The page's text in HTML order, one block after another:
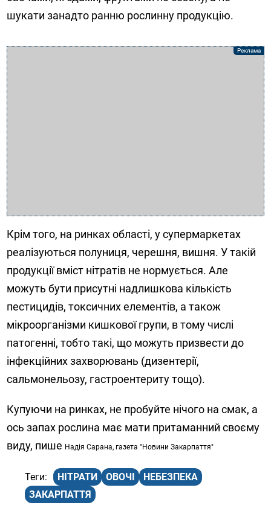
шукати занадто ранню рослинну продукцію.
Крім того, на ринках області, у супермаркетах
реалізуються полуниця, черешня, вишня. У такій
продукції вміст нітратів не нормується. Але
можуть бути присутні надлишкова кількість
пестицидів, токсичних елементів, а також
мікроорганізми кишкової групи, в тому числі
патогенні, тобто такі, що можуть призвести до
інфекційних захворювань (дизентерії,
сальмонельозу, гастроентериту тощо).
Купуючи на ринках, не пробуйте нічого на смак, а
ось запах рослина має мати притаманний своєму
виду, пише Надія Сарана, газета "Новини Закарпаття"
НІТРАТИ ОВОЧІ
НЕБЕЗПЕКА
ЗАКАРПАТТЯ